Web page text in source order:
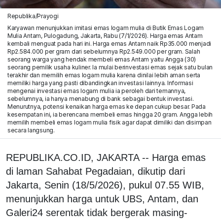
Republika/Prayogi
Karyawan menunjukkan imitasi emas logam mulia di Butik Emas Logam
Mulia Antam, Pulogadung, Jakarta, Rabu (7/1/2026). Harga emas Antam
kembali menguat pada hari ini. Harga emas Antam naik Rp35.000 menjadi
Rp2.584.000 per gram dari sebelumnya Rp2.549.000 per gram. Salah
seorang warga yang hendak membeli emas Antam yaitu Angga (30)
seorang pemilik usaha kuliner. Ia mulai berinvestasi emas sejak satu bulan
terakhir dan memilih emas logam mulia karena dinilai lebih aman serta
memiliki harga yang pasti dibandingkan investasi lainnya. Informasi
mengenai investasi emas logam mulia ia peroleh dari temannya,
sebelumnya, ia hanya menabung di bank sebagai bentuk investasi.
Menurutnya, potensi kenaikan harga emas ke depan cukup besar. Pada
kesempatan ini, ia berencana membeli emas hingga 20 gram. Angga lebih
memilih membeli emas logam mulia fisik agar dapat dimiliki dan disimpan
secara langsung.
REPUBLIKA.CO.ID, JAKARTA -- Harga emas
di laman Sahabat Pegadaian, dikutip dari
Jakarta, Senin (18/5/2026), pukul 07.55 WIB,
menunjukkan harga untuk UBS, Antam, dan
Galeri24 serentak tidak bergerak masing-